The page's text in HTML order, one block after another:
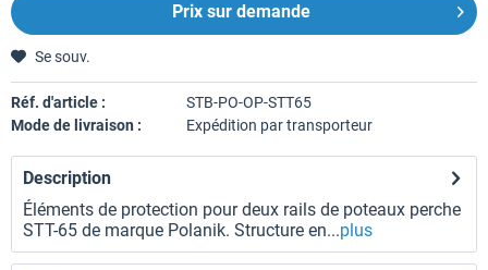
Prix sur demande
Se souv.
Réf. d'article :
STB-PO-OP-STT65
Mode de livraison :
Expédition par transporteur
Description
Éléments de protection pour deux rails de poteaux perche
STT-65 de marque Polanik. Structure en...plus